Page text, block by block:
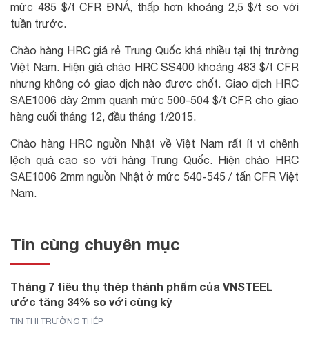
mức 485 $/t CFR ĐNÁ, thấp hơn khoảng 2,5 $/t so với
tuần trước.
Chào hàng HRC giá rẻ Trung Quốc khá nhiều tại thị trường
Việt Nam. Hiện giá chào HRC SS400 khoảng 483 $/t CFR
nhưng không có giao dịch nào đươc chốt. Giao dịch HRC
SAE1006 dày 2mm quanh mức 500-504 $/t CFR cho giao
hàng cuối tháng 12, đầu tháng 1/2015.
Chào hàng HRC nguồn Nhật về Việt Nam rất ít vì chênh
lệch quá cao so với hàng Trung Quốc. Hiện chào HRC
SAE1006 2mm nguồn Nhật ở mức 540-545 / tấn CFR Việt
Nam.
Tin cùng chuyên mục
Tháng 7 tiêu thụ thép thành phẩm của VNSTEEL
ước tăng 34% so với cùng kỳ
TIN THỊ TRƯỜNG THÉP